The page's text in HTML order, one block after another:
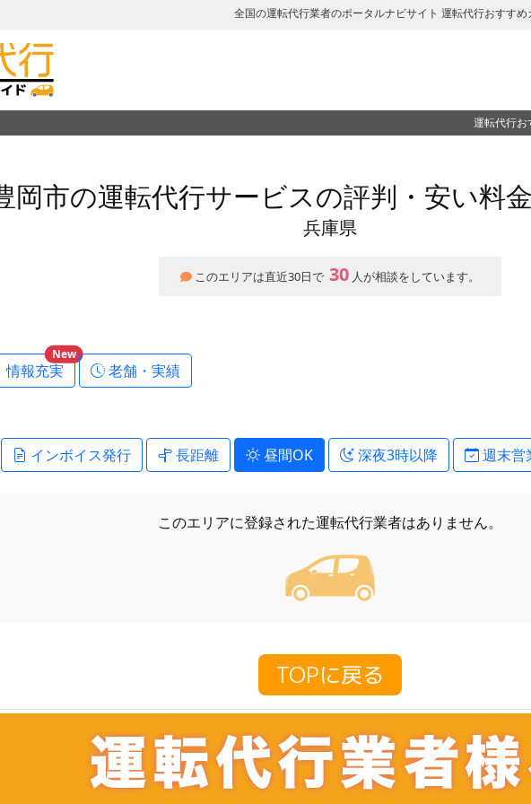
全国の運転代行業者のポータルナビサイト 運転代行おすす
運転代行お
岡市の運転代行サービスの評判・安い料
兵庫県
このエリアは直近30日で 30 人が相談をしています。
情報充実
New
老舗・実績
インボイス発行 長距離 昼間OK 深夜3時以降 週末営
このエリアに登録された運転代行業者はありません。
TOPに戻る